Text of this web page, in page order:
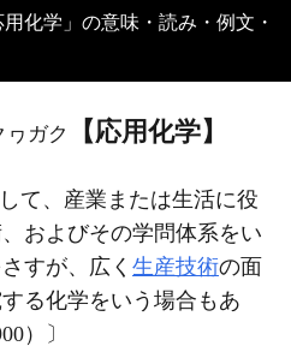
用化学」の意味・読み・例文・
ガク 【応用化学】
て、産業または生活に役
およびその学問体系をい
すが、広く 生産技術の面
る化学をいう場合もあ
）〕